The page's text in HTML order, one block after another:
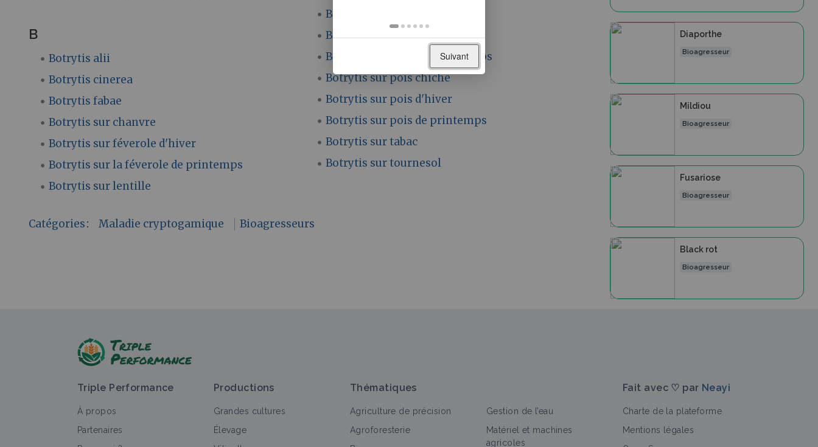
B
Botrytis alii
Botrytis cinerea
Botrytis fabae
Botrytis sur chanvre
Botrytis sur féverole d'hiver
Botrytis sur la féverole de printemps
Botrytis sur lentille
Botrytis sur lin
Botrytis sur lupin d'hiver
Botrytis sur lupin de printemps
Botrytis sur pois chiche
Botrytis sur pois d'hiver
Botrytis sur pois de printemps
Botrytis sur tabac
Botrytis sur tournesol
Catégories: Maladie cryptogamique Bioagresseurs
Diaporthe
Bioagresseur
Mildiou
Bioagresseur
Fusariose
Bioagresseur
Black rot
Bioagresseur
Triple Performance
À propos
Partenaires
Productions
Grandes cultures
Élevage
Thématiques
Agriculture de précision
Agroforesterie
Gestion de l’eau
Matériel et machines
agricoles
Fait avec ♡ par Neayi
Charte de la plateforme
Mentions légales
Suivant